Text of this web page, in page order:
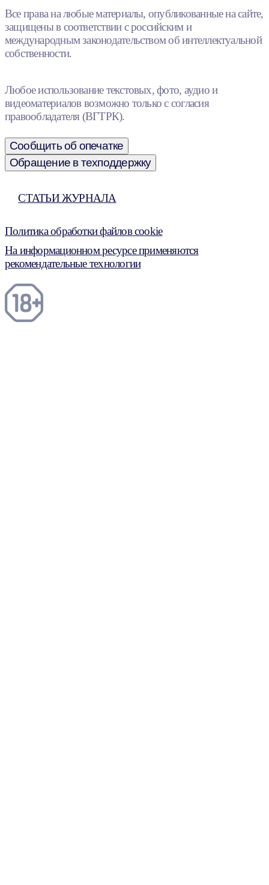
Все права на любые материалы, опубликованные на сайте,
защищены в соответствии с российским и
международным законодательством об интеллектуальной
собственности.
Любое использование текстовых, фото, аудио и
видеоматериалов возможно только с согласия
правообладателя (ВГТРК).
Сообщить об опечатке
Обращение в техподдержку
СТАТЬИ ЖУРНАЛА
Политика обработки файлов cookie
На информационном ресурсе применяются
рекомендательные технологии